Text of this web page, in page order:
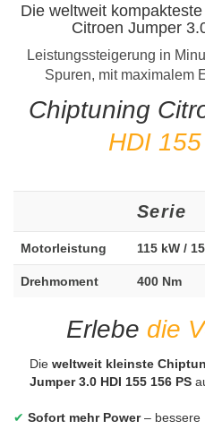
Die weltweit
Citroen Jumper
Leistungssteigerung in
Spuren, mit maximalem
Chiptuning
HDI
Serie
Motorleistung 115 kW /
Drehmoment 400 Nm
Erlebe die
Die weltweit kleinste
Jumper 3.0 HDI 155 156 PS
✔ Sofort mehr Power– bessere